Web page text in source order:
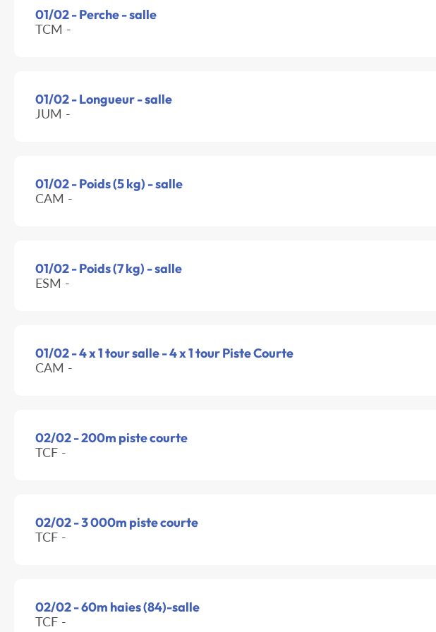
01/02 - Perche - salle
TCM -
01/02 - Longueur - salle
JUM -
01/02 - Poids (5 kg) - salle
CAM -
01/02 - Poids (7 kg) - salle
ESM -
01/02 - 4 x 1 tour salle - 4 x 1 tour Piste Courte
CAM -
02/02 - 200m piste courte
TCF -
02/02 - 3 000m piste courte
TCF -
02/02 - 60m haies (84)-salle
TCF -